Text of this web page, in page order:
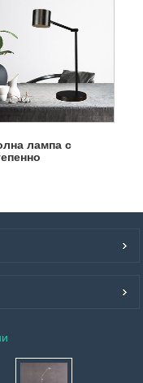
лампа с